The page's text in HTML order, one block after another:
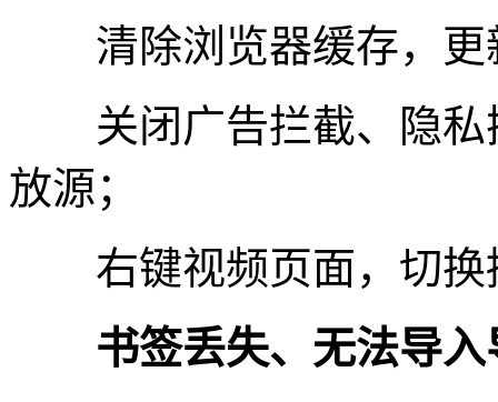
清除浏览器缓存，更
关闭广告拦截、隐私
放源；
右键视频页面，切换
书签丢失、无法导入